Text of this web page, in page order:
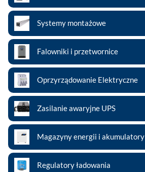
Systemy montażowe
Falowniki i przetwornice
Oprzyrządowanie Elektryczne
Zasilanie awaryjne UPS
Magazyny energii i akumulatory
Regulatory ładowania